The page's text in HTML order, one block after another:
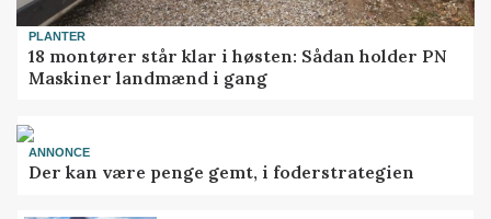
PLANTER
18 montører står klar i høsten: Sådan holder PN
Maskiner landmænd i gang
ANNONCE
Der kan være penge gemt, i foderstrategien